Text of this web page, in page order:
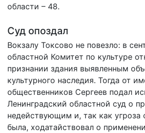
области – 48.
Суд опоздал
Вокзалу Токсово не повезло: в
областной Комитет по культуре
признании здания выявленным
культурного наследия. Тогда от
общественников Сергеев подал
Ленинградский областной суд о
недействующим и, так как угроза
была, ходатайствовал о